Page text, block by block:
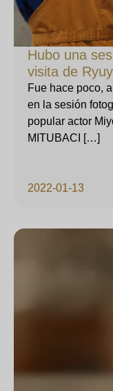
Hubo una
visita de
2022-01-13
Fue hace poco,
en la sesión
popular actor
MITUBACI […]